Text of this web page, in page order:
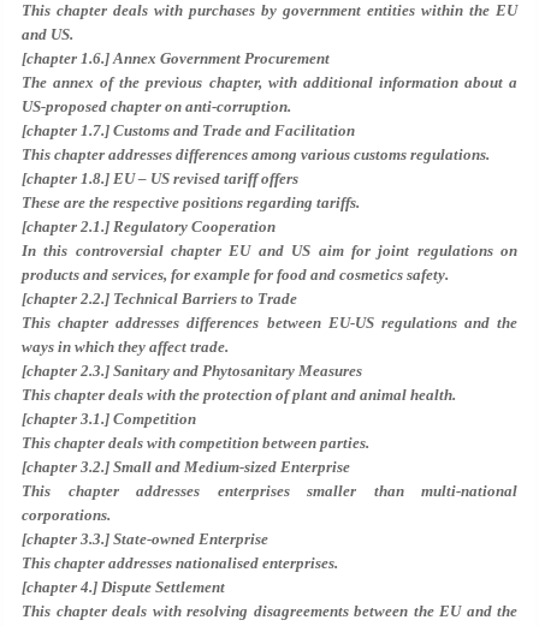
This chapter deals with purchases by government entities within the EU
and US.
[chapter 1.6.] Annex Government Procurement
The annex of the previous chapter, with additional information about a
US-proposed chapter on anti-corruption.
[chapter 1.7.] Customs and Trade and Facilitation
This chapter addresses differences among various customs regulations.
[chapter 1.8.] EU – US revised tariff offers
These are the respective positions regarding tariffs.
[chapter 2.1.] Regulatory Cooperation
In this controversial chapter EU and US aim for joint regulations on
products and services, for example for food and cosmetics safety.
[chapter 2.2.] Technical Barriers to Trade
This chapter addresses differences between EU-US regulations and the
ways in which they affect trade.
[chapter 2.3.] Sanitary and Phytosanitary Measures
This chapter deals with the protection of plant and animal health.
[chapter 3.1.] Competition
This chapter deals with competition between parties.
[chapter 3.2.] Small and Medium-sized Enterprise
This chapter addresses enterprises smaller than multi-national
corporations.
[chapter 3.3.] State-owned Enterprise
This chapter addresses nationalised enterprises.
[chapter 4.] Dispute Settlement
This chapter deals with resolving disagreements between the EU and the